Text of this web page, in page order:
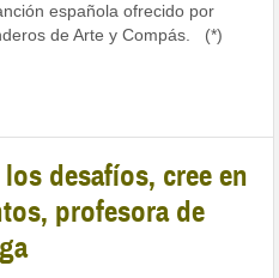
española ofrecido por
de Arte y Compás. (*)
desafíos, cree en
profesora de